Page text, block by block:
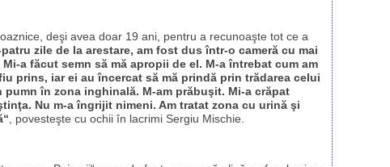
deşi avea doar 19 ani, pentru a recunoaşte tot ce a
patru zile de la arestare, am fost dus într-o cameră cu mai
a făcut semn să mă apropii de el. M-a întrebat cum am
prins, iar ei au încercat să mă prindă prin trădarea celui
în zona inghinală. M-am prăbuşit. Mi-a crăpat
Nu m-a îngrijit nimeni. Am tratat zona cu urină şi
, povesteşte cu ochii în lacrimi Sergiu Mischie.